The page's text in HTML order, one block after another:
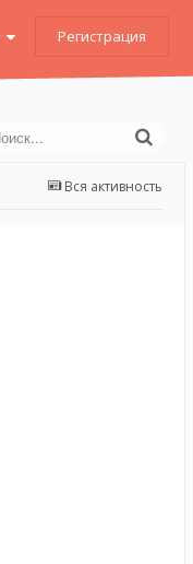
Регистрация
Вся активность